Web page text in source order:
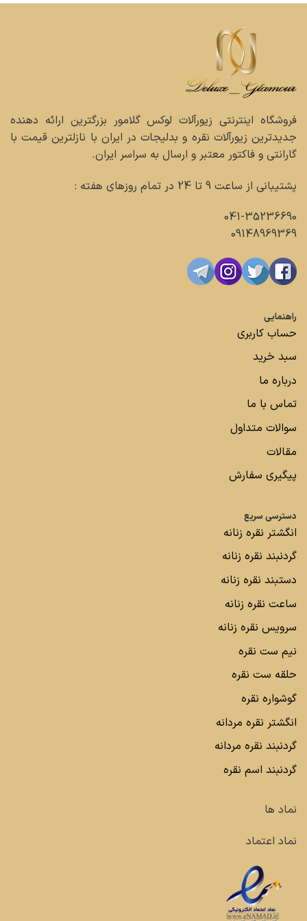
فروشگاه اینترنتی زیورآلات لوکس گلامور بزرگترین ارائه دهنده
جدیدترین زیورآلات نقره و بدلیجات در ایران با نازلترین قیمت با
گارانتی و فاکتور معتبر و ارسال به سراسر ایران.
پشتیبانی از ساعت 9 تا 24 در تمام روزهای هفته :
041-35236690
09148969369
راهنمایی
حساب کاربری
سبد خرید
درباره ما
تماس با ما
سوالات متداول
مقالات
پیگیری سفارش
دسترسی سریع
انگشتر نقره زنانه
گردنبند نقره زنانه
دستبند نقره زنانه
ساعت نقره زنانه
سرویس نقره زنانه
نیم ست نقره
حلقه ست نقره
گوشواره نقره
انگشتر نقره مردانه
گردنبند نقره مردانه
گردنبند اسم نقره
نماد ها
نماد اعتماد